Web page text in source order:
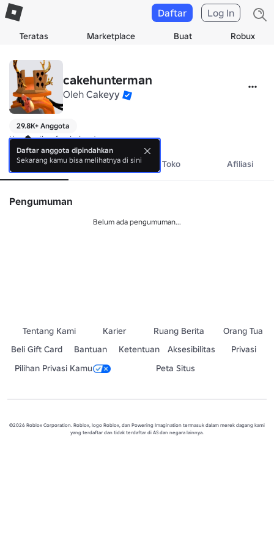
Teratas Marketplace Buat Robux
Daftar Log In
cakehunterman
Oleh Cakeyy
29.8K+ Anggota
the family of cakehunterman
Tentang Acara Toko Afiliasi
Pengumuman
Belum ada pengumuman...
Tentang Kami Karier Ruang Berita
Orang Tua
Beli Gift Card
Bantuan Ketentuan Aksesibilitas
Privasi
Pilihan Privasi Kamu
Peta Situs
©2026 Roblox Corporation. Roblox, logo Roblox, dan Powering Imagination termasuk dalam merek dagang kami
yang terdaftar dan tidak terdaftar di AS dan negara lainnya.
Daftar anggota dipindahkan
Sekarang kamu bisa melihatnya di sini